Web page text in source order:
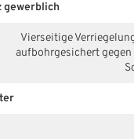
gewerblich
Vierseitige
aufbohrgesichert gegen